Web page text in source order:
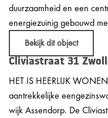
duurzaamheid en een
energiezuinig gebouwd
Bekijk dit object
Cliviastraat 31
HET IS HEERLIJK
aantrekkelijke
wijk Assendorp. De